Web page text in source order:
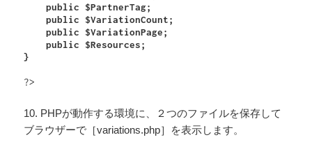
    public $PartnerTag;
    public $VariationCount;
    public $VariationPage;
    public $Resources;
}
?>
10. PHPが動作する環境に、２つのファイルを保存して
ブラウザーで［variations.php］を表示します。